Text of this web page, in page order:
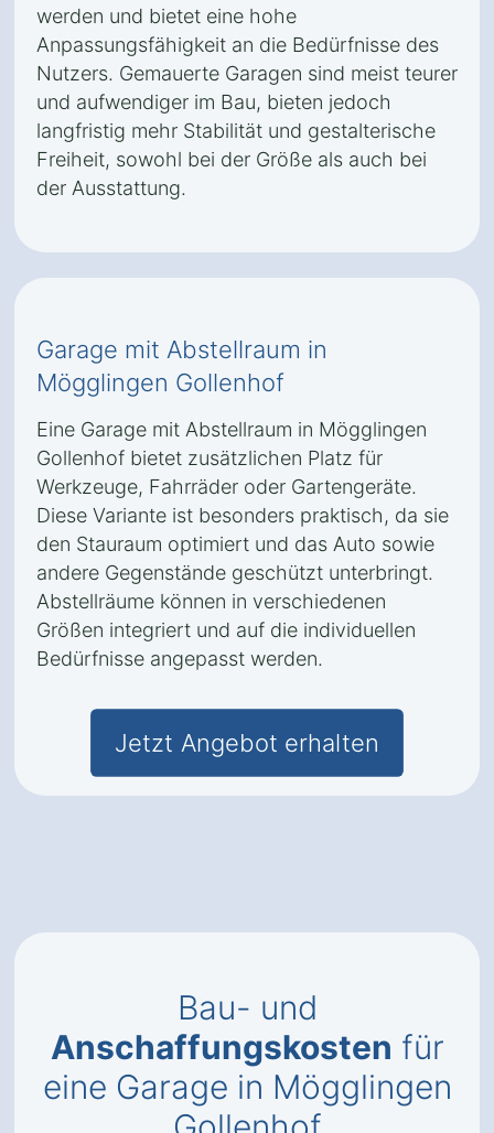
werden und bietet eine hohe
Anpassungsfähigkeit an die Bedürfnisse des
Nutzers. Gemauerte Garagen sind meist teurer
und aufwendiger im Bau, bieten jedoch
langfristig mehr Stabilität und gestalterische
Freiheit, sowohl bei der Größe als auch bei
der Ausstattung.
Garage mit Abstellraum in
Mögglingen Gollenhof
Eine Garage mit Abstellraum in Mögglingen
Gollenhof bietet zusätzlichen Platz für
Werkzeuge, Fahrräder oder Gartengeräte.
Diese Variante ist besonders praktisch, da sie
den Stauraum optimiert und das Auto sowie
andere Gegenstände geschützt unterbringt.
Abstellräume können in verschiedenen
Größen integriert und auf die individuellen
Bedürfnisse angepasst werden.
Jetzt Angebot erhalten
Bau- und
Anschaffungskosten für
eine Garage in Mögglingen